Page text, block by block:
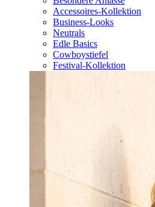
Accessoires-Kollektion
Business-Looks
Neutrals
Edle Basics
Cowboystiefel
Festival-Kollektion